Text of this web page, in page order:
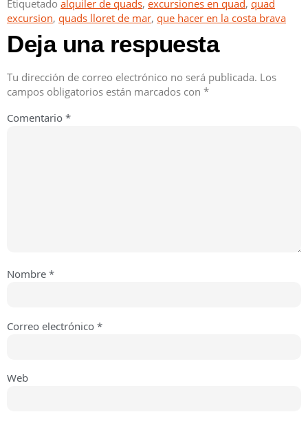
Etiquetado alquiler de quads, excursiones en quad, quad
excursion, quads lloret de mar, que hacer en la costa brava
Deja una respuesta
Tu dirección de correo electrónico no será publicada. Los
campos obligatorios están marcados con *
Comentario *
Nombre *
Correo electrónico *
Web